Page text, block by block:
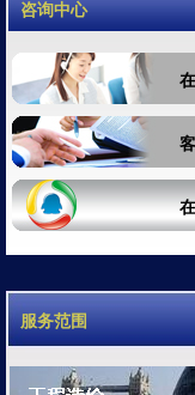
咨询中心
服务范围